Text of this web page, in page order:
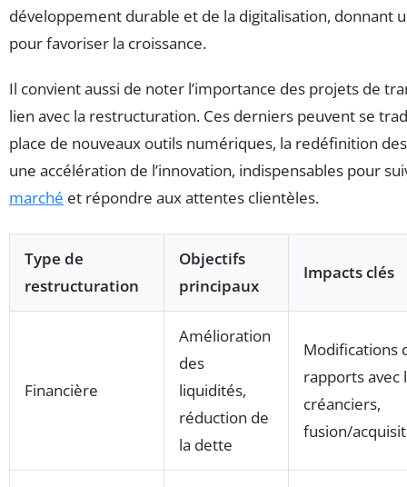
développement durable et de la digitalisation, donnant
pour favoriser la croissance.
Il convient aussi de noter l’importance des projets de
lien avec la restructuration. Ces derniers peuvent se
place de nouveaux outils numériques, la redéfinition
une accélération de l’innovation, indispensables pour
marché et répondre aux attentes clientèles.
Type de
restructuration
Objectifs
principaux
Impacts clés
Financière
Amélioration
des
liquidités,
réduction de
la dette
Modifications
rapports avec
créanciers,
fusion/